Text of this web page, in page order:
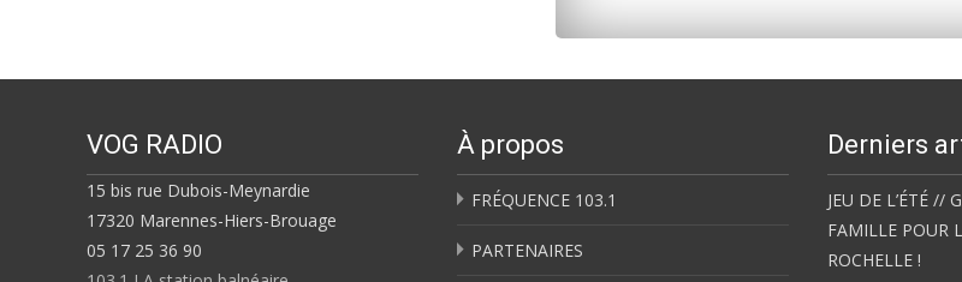
VOG RADIO
15 bis rue Dubois-Meynardie
17320 Marennes-Hiers-Brouage
05 17 25 36 90
À propos
FRÉQUENCE 103.1
PARTENAIRES
Derniers
JEU DE L’ÉTÉ //
FAMILLE POUR
ROCHELLE !